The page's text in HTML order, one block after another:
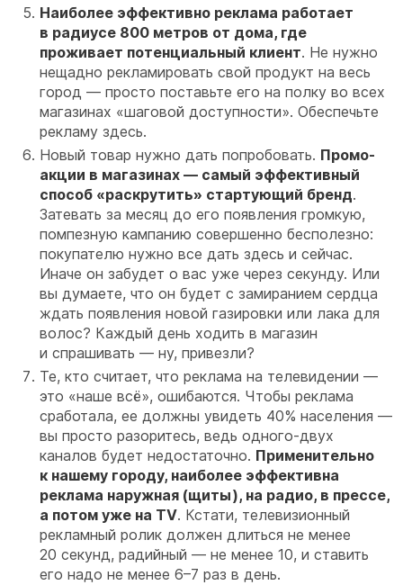
Наиболее эффективно реклама работает
в радиусе 800 метров от дома, где
проживает потенциальный клиент. Не нужно
нещадно рекламировать свой продукт на весь
город — просто поставьте его на полку во всех
магазинах «шаговой доступности». Обеспечьте
рекламу здесь.
Новый товар нужно дать попробовать. Промо-
акции в магазинах — самый эффективный
способ «раскрутить» стартующий бренд.
Затевать за месяц до его появления громкую,
помпезную кампанию совершенно бесполезно:
покупателю нужно все дать здесь и сейчас.
Иначе он забудет о вас уже через секунду. Или
вы думаете, что он будет с замиранием сердца
ждать появления новой газировки или лака для
волос? Каждый день ходить в магазин
и спрашивать — ну, привезли?
Те, кто считает, что реклама на телевидении —
это «наше всё», ошибаются. Чтобы реклама
сработала, ее должны увидеть 40% населения —
вы просто разоритесь, ведь одного-двух
каналов будет недостаточно. Применительно
к нашему городу, наиболее эффективна
реклама наружная (щиты), на радио, в прессе,
а потом уже на TV. Кстати, телевизионный
рекламный ролик должен длиться не менее
20 секунд, радийный — не менее 10, и ставить
его надо не менее 6–7 раз в день.